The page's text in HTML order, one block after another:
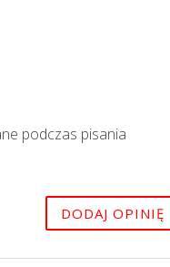
podczas pisania